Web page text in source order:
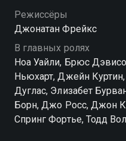
Режиссёры
Джонатан Фрейкс
В главных ролях
Ноа Уайли, Брюс
Ньюхарт, Джейн
Дуглас, Элизабет
Борн, Джо Росс, Джон
Спринг Фортье, Тодд